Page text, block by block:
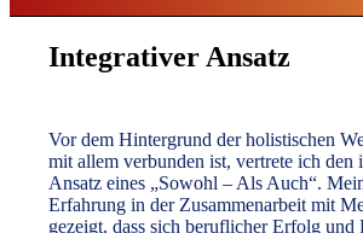
Integrativer Ansatz
Vor dem Hintergrund der holistischen
mit allem verbunden ist, vertrete ich den
Ansatz eines „Sowohl – Als Auch“.
Erfahrung in der Zusammenarbeit mit
gezeigt, dass sich beruflicher Erfolg und